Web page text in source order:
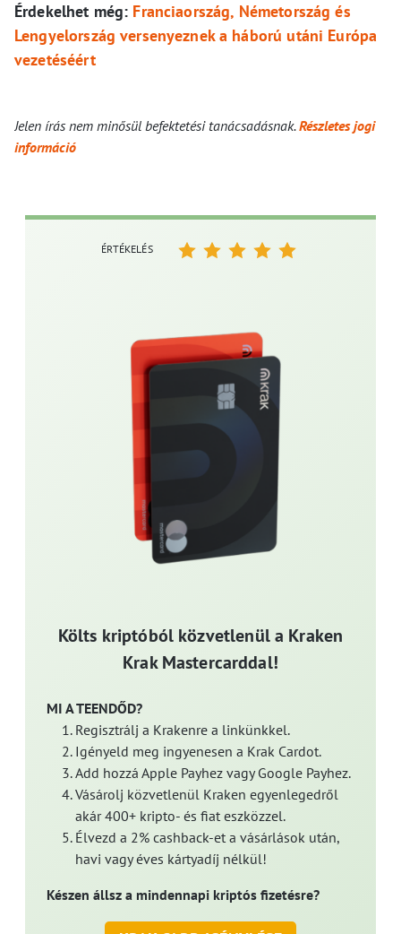
Érdekelhet még: Franciaország, Németország és
Lengyelország versenyeznek a háború utáni Európa
vezetéséért
Jelen írás nem minősül befektetési tanácsadásnak.Részletes jogi
információ
Költs kriptóból közvetlenül a Kraken
Krak Mastercarddal!
MI A TEENDŐD?
Regisztrálj a Krakenre a linkünkkel.
Igényeld meg ingyenesen a Krak Cardot.
Add hozzá Apple Payhez vagy Google Payhez.
Vásárolj közvetlenül Kraken egyenlegedről
akár 400+ kripto- és fiat eszközzel.
Élvezd a 2% cashback-et a vásárlások után,
havi vagy éves kártyadíj nélkül!
Készen állsz a mindennapi kriptós fizetésre?
ÉRTÉKELÉS